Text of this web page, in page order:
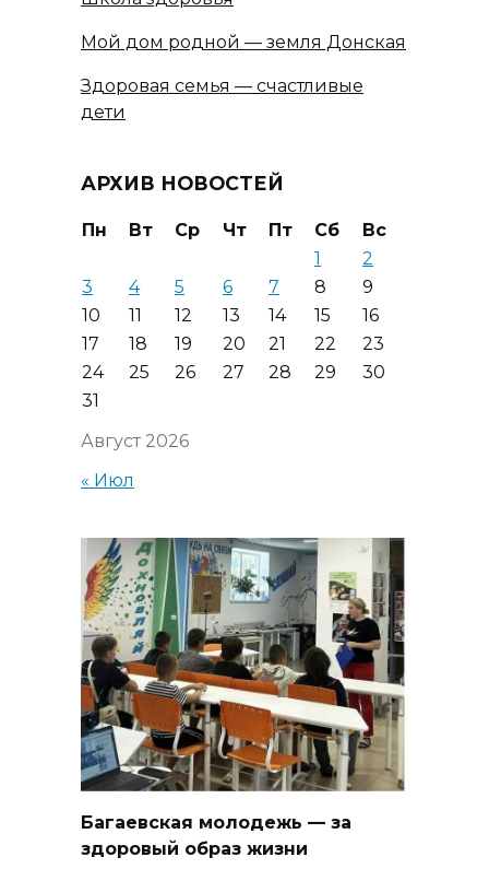
Мой дом родной — земля Донская
Здоровая семья — счастливые
дети
АРХИВ НОВОСТЕЙ
Август 2026
Пн Вт Ср Чт Пт Сб
Вс
1
2
3
4 5 6 7 8
9
10
11 12 13 14 15
16
17
18 19 20 21 22
23
24
25 26 27 28 29
30
31
« Июл
Багаевская молодежь — за
здоровый образ жизни